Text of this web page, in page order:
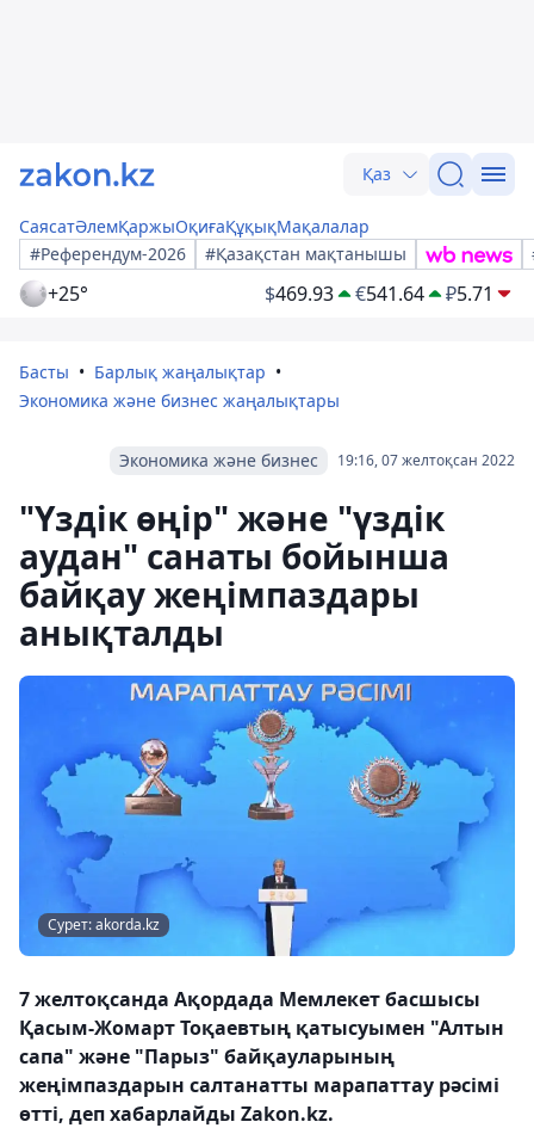
Қаз
СаясатӘлемҚаржыОқиғаҚұқықМақалалар
#Референдум-2026
#Қазақстан мақтанышы
+25° $469.93 €541.64 ₽5.71
Басты
Барлық жаңалықтар
Экономика және бизнес жаңалықтары
19:16, 07 желтоқсан 2022
Экономика және бизнес
"Үздік өңір" және "үздік
аудан" санаты бойынша
байқау жеңімпаздары
анықталды
Сурет: akorda.kz
7 желтоқсанда Ақордада Мемлекет басшысы
Қасым-Жомарт Тоқаевтың қатысуымен "Алтын
сапа" және "Парыз" байқауларының
жеңімпаздарын салтанатты марапаттау рәсімі
өтті, деп хабарлайды Zakon.kz.